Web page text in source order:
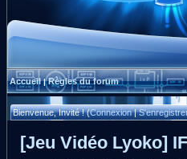
Accueil|Règles du forum
Bienvenue, Invité ! (Connexion|
[Jeu Vidéo Lyoko]